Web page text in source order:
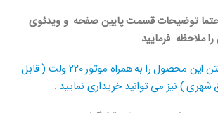
حتما توضیحات قسمت پایین صفحه و ویدئوی
ملاحظه فرمایید
با کلیک بر روی این متن این محصول را به همراه موتور 220 ولت ( قابل
شهری ) نیز می توانید خریداری نمایید .